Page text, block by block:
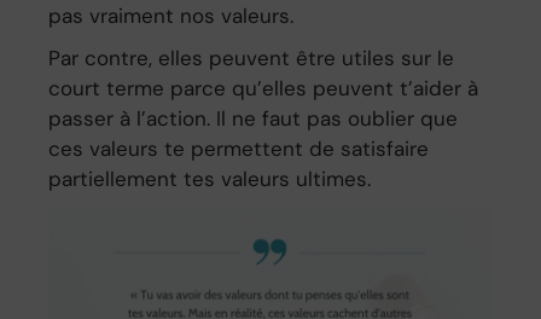
pas vraiment nos valeurs.
Par contre, elles peuvent être utiles sur le
court terme parce qu’elles peuvent t’aider à
passer à l’action. Il ne faut pas oublier que
ces valeurs te permettent de satisfaire
partiellement tes valeurs ultimes.